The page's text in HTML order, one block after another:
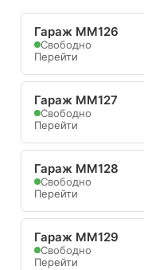
Гараж ММ126
Свободно
Перейти
Гараж ММ127
Свободно
Перейти
Гараж ММ128
Свободно
Перейти
Гараж ММ129
Свободно
Перейти